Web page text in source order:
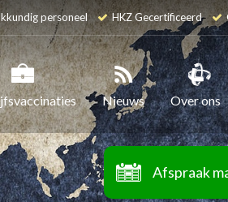
Afspraak
personeel HKZ Gecertificeerd
Nieuws Over ons